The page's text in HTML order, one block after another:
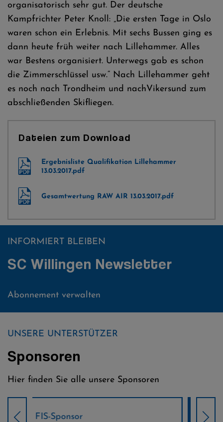
organisatorisch sehr gut. Der deutsche
Kampfrichter Peter Knoll: „Die ersten Tage in Oslo
waren schon ein Erlebnis. Mit sechs Bussen ging es
dann heute früh weiter nach Lillehammer. Alles
war Bestens organisiert. Unterwegs gab es schon
die Zimmerschlüssel usw.“ Nach Lillehammer geht
es noch nach Trondheim und nachVikersund zum
abschließenden Skifliegen.
Dateien zum Download
Ergebnisliste Qualifikation Lillehammer
13.03.2017.pdf
Gesamtwertung RAW AIR 13.03.2017.pdf
INFORMIERT BLEIBEN
SC Willingen Newsletter
Abonnement verwalten
UNSERE UNTERSTÜTZER
Sponsoren
Hier finden Sie alle unsere Sponsoren
Weltcup-Sponsoren Damen